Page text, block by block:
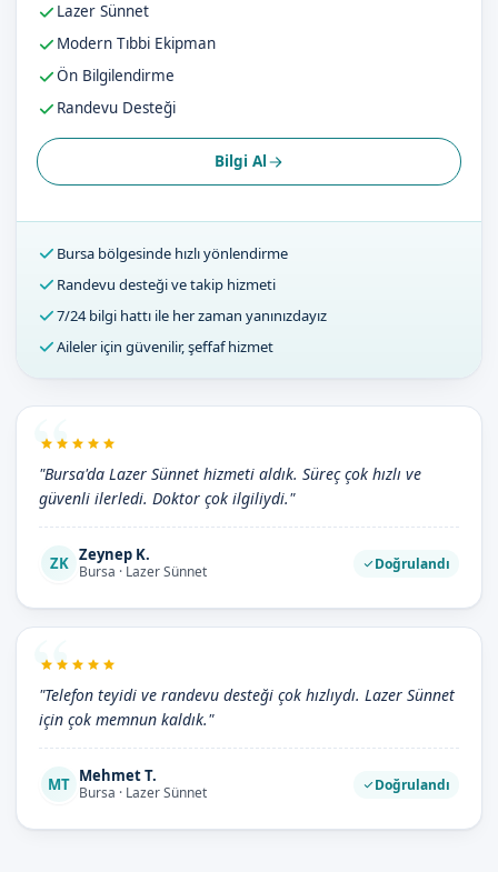
Lazer Sünnet
Modern Tıbbi Ekipman
Ön Bilgilendirme
Randevu Desteği
Bilgi Al
Bursa bölgesinde hızlı yönlendirme
Randevu desteği ve takip hizmeti
7/24 bilgi hattı ile her zaman yanınızdayız
Aileler için güvenilir, şeffaf hizmet
"Bursa'da Lazer Sünnet hizmeti aldık. Süreç çok hızlı ve
güvenli ilerledi. Doktor çok ilgiliydi."
ZK Zeynep K.
Bursa · Lazer Sünnet Doğrulandı
"Telefon teyidi ve randevu desteği çok hızlıydı. Lazer Sünnet
için çok memnun kaldık."
MT Mehmet T.
Bursa · Lazer Sünnet Doğrulandı